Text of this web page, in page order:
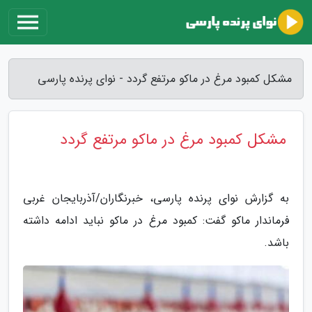
مشکل کمبود مرغ در ماکو مرتفع گردد - نوای پرنده پارسی
مشکل کمبود مرغ در ماکو مرتفع گردد
به گزارش نوای پرنده پارسی، خبرنگاران/آذربایجان غربی
فرماندار ماکو گفت: کمبود مرغ در ماکو نباید ادامه داشته
باشد.